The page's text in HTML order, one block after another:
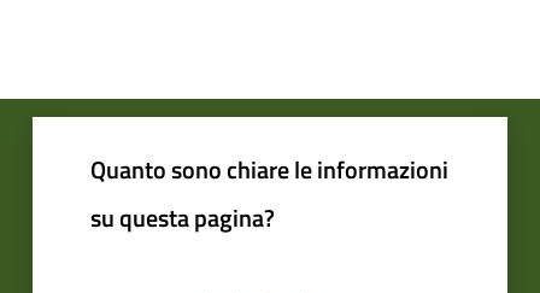
Quanto sono chiare le informazioni
su questa pagina?